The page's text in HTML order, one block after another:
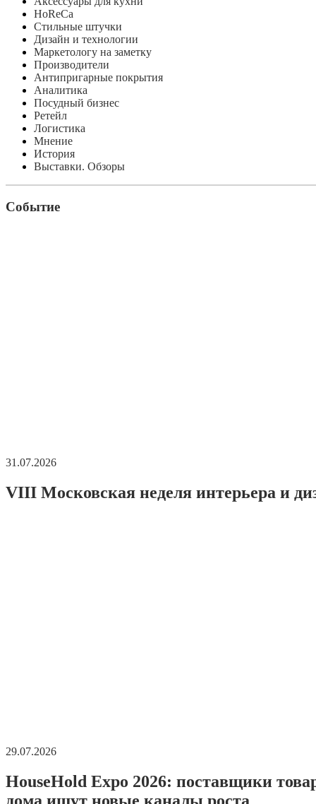
HoReCa
Стильные штучки
Дизайн и технологии
Маркетологу на заметку
Производители
Антипригарные покрытия
Аналитика
Посудный бизнес
Ретейл
Логистика
Мнение
История
Выставки. Обзоры
Событие
31.07.2026
VIII Московская неделя интерьера и
29.07.2026
HouseHold Expo 2026: поставщики